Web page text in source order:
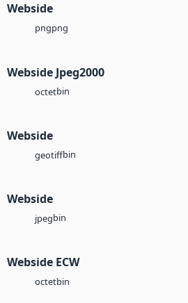
Webside
pngpng
Webside Jpeg2000
octetbin
Webside
geotiffbin
Webside
jpegbin
Webside ECW
octetbin